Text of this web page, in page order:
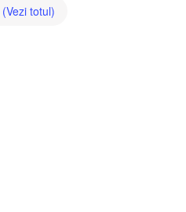
(Vezi totul)